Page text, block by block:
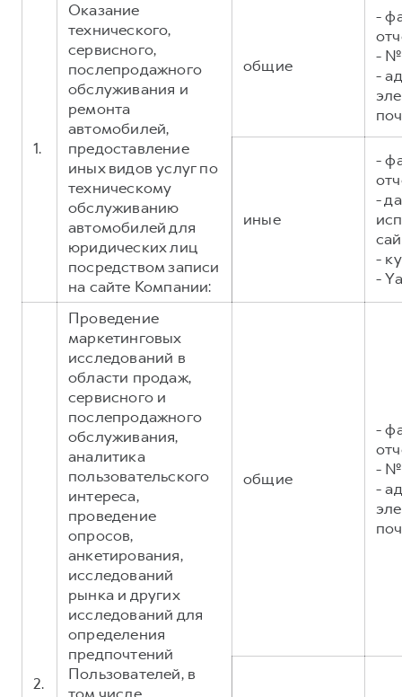
АКСЕССУАРЫ HAVAL
Автомобильные аксессуары
Коллекция CITY
Коллекция Базовая
Коллекция Детская
Коллекция CITY
Коллекция Базовая
Коллекция Детская
1.
Оказание
технического,
сервисного,
послепродажного
обслуживания и
ремонта
автомобилей,
предоставление
иных видов услуг по
техническому
обслуживанию
автомобилей для
юридических лиц
посредством записи
на сайте Компании:
общие
-
- №
-
иные
-
-
-
-
2.
Проведение
маркетинговых
исследований в
области продаж,
сервисного и
послепродажного
обслуживания,
аналитика
пользовательского
интереса,
проведение
опросов,
анкетирования,
исследований
рынка и других
исследований для
определения
предпочтений
Пользователей, в
общие
-
- №
-